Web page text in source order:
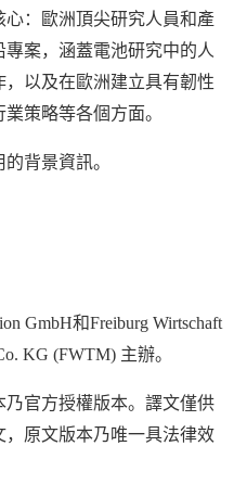
：歐洲頂尖研究人員和產
案，涵蓋電池研究中的人
以及在歐洲建立具有韌性
策略等各個方面。
背景資訊。
GmbH和Freiburg Wirtschaft
KG (FWTM) 主辦。
官方授權版本。譯文僅供
原文版本乃唯一具法律效